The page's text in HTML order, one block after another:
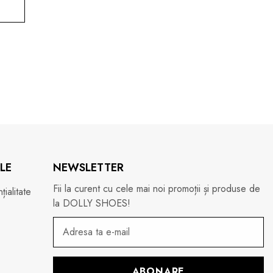
NEWSLETTER
Fii la curent cu cele mai noi promoții și produse de
la DOLLY SHOES!